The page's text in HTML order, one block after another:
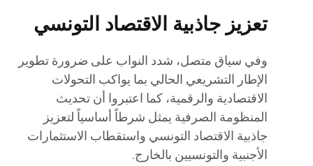
تعزيز جاذبية الاقتصاد التونسي
وفي سياق متصل، شدد النواب على ضرورة تطوير
الإطار التشريعي الحالي بما يواكب التحولات
الاقتصادية والرقمية، كما اعتبروا أن تحديث
المنظومة الصرفية يمثل شرطاً أساسياً لتعزيز
جاذبية الاقتصاد التونسي واستقطاب الاستثمارات
الأجنبية والتونسيين بالخارج.